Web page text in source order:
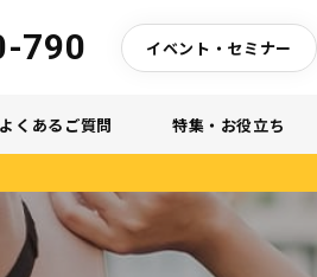
790 イベント・セミナー
よくあるご質問 特集・お役立ち